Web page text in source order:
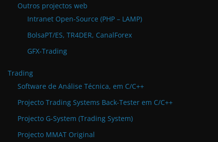
Outros projectos web
Intranet Open-Source (PHP – LAMP)
BolsaPT/ES, TR4DER, CanalForex
GFX-Trading
Trading
Software de Análise Técnica, em C/C++
Projecto Trading Systems Back-Tester em C/C++
Projecto G-System (Trading System)
Projecto MMAT Original